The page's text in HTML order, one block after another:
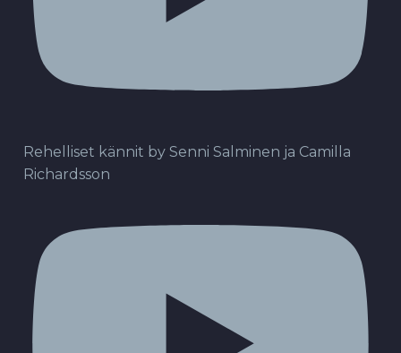
Rehelliset kännit by Senni Salminen ja Camilla
Richardsson